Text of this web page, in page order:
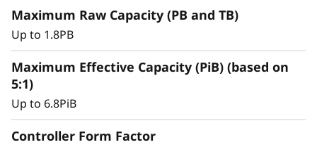
cargas de trabajo de misión crítica.
Maximum Raw Capacity (PB and TB)
Up to 1.8PB
Maximum Effective Capacity (PiB) (based on
5:1)
Up to 6.8PiB
Controller Form Factor